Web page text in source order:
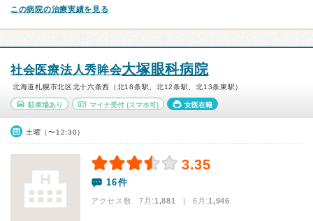
この病院の治療実績を見る
社会医療法人秀眸会大塚眼科病院
北海道札幌市北区北十六条西（北18条駅、北12条駅、北13条東駅）
駐車場あり マイナ受付(スマホ可) 女医在籍
土曜（〜12:30）
3.35
16件
アクセス数 7月:1,881 | 6月:1,946